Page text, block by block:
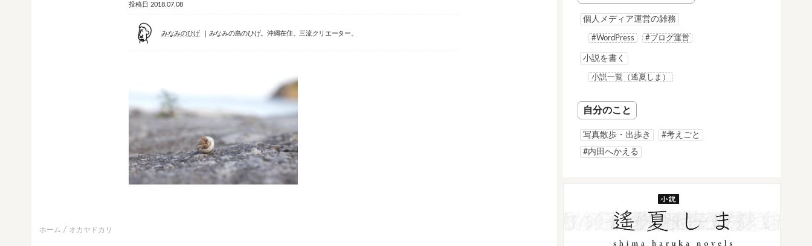
投稿日 2018.07.08
みなみのひげ みなみの島のひげ。沖縄在住。三流クリエーター。
ホーム オカヤドカリ
個人メディア運営の雑務
#WordPress #ブログ運営
小説を書く
小説一覧（遙夏しま）
自分のこと
写真散歩・出歩き
#考えごと
#内田へかえる